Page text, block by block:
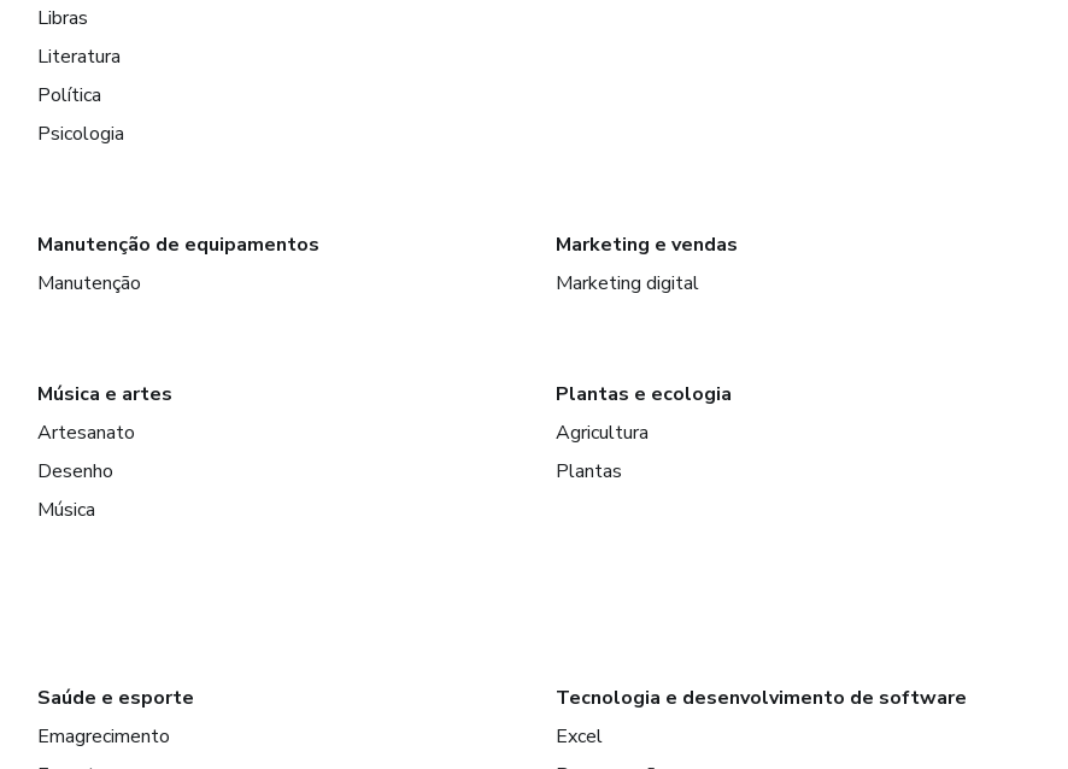
Libras
Literatura
Política
Psicologia
Manutenção de equipamentos
Manutenção
Marketing e vendas
Marketing digital
Música e artes
Artesanato
Desenho
Música
Plantas e ecologia
Agricultura
Plantas
Saúde e esporte
Emagrecimento
Tecnologia e desenvolvimento de software
Excel